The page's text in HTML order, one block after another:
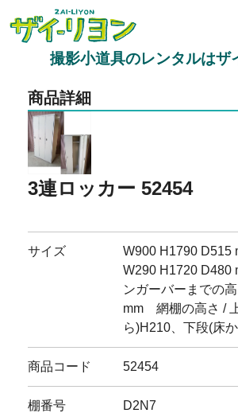
撮影小道具のレンタルはザ
商品詳細
3連ロッカー 52454
サイズ
W900 H1790
W290 H1720
ンガーバーまでの
mm 網棚の高さ /
ら)H210、下段(床
商品コード 52454
棚番号 D2N7